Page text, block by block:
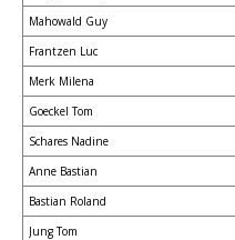
Mahowald Guy
Frantzen Luc
Merk Milena
Goeckel Tom
Schares Nadine
Anne Bastian
Bastian Roland
Jung Tom